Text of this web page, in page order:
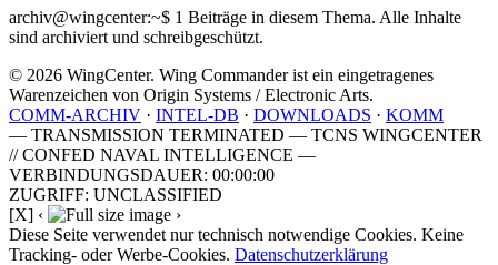
archiv@wingcenter:~$ 1 Beiträge in diesem Thema. Alle Inhalte
sind archiviert und schreibgeschützt.
© 2026 WingCenter. Wing Commander ist ein eingetragenes
Warenzeichen von Origin Systems / Electronic Arts.
COMM-ARCHIV · INTEL-DB · DOWNLOADS · KOMM
— TRANSMISSION TERMINATED — TCNS WINGCENTER
// CONFED NAVAL INTELLIGENCE —
VERBINDUNGSDAUER: 00:00:00
ZUGRIFF: UNCLASSIFIED
[X] ‹
›
Diese Seite verwendet nur technisch notwendige Cookies. Keine
Tracking- oder Werbe-Cookies. Datenschutzerklärung